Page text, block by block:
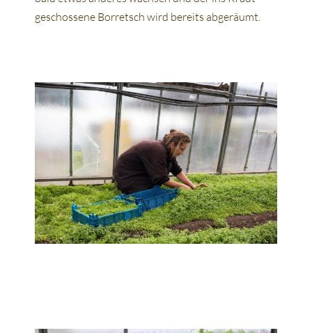
geschossene Borretsch wird bereits abgeräumt.